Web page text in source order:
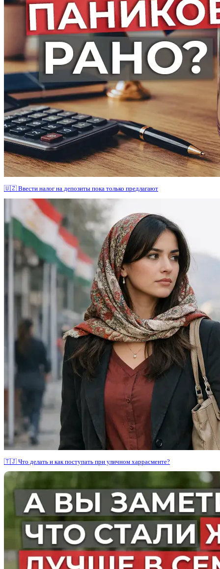
🇺🇿 Ввести налог на депозиты пока только предлагают
🇹🇯 Что делать и как поступать при уличном харрасменте?